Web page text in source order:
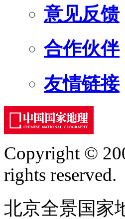
意见反馈
合作伙伴
友情链接
Copyright ©
rights reserved.
北京全景国家